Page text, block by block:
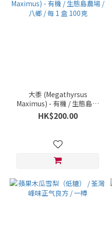
大黍 (Megathyrsus
Maximus) - 有機 / 生態島農
場 / 八鄉 / 每 1 盒 100克
HK$200.00